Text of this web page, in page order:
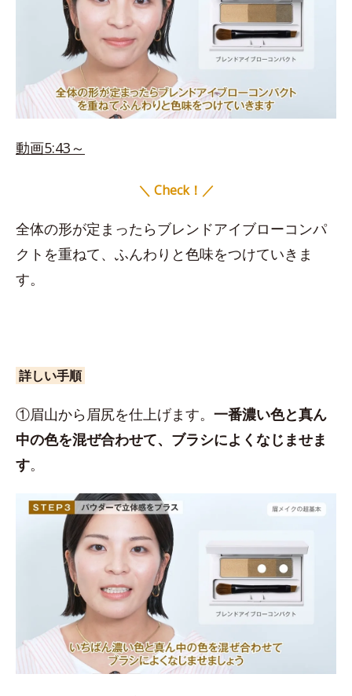
動画5:43～
＼ Check！／
全体の形が定まったらブレンドアイブローコンパ
クトを重ねて、ふんわりと色味をつけていきま
す。
詳しい手順
①眉山から眉尻を仕上げます。 一番濃い色と真ん
中の色を混ぜ合わせて、ブラシによくなじませま
す。